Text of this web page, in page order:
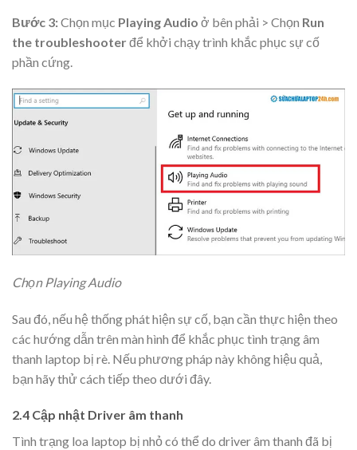
Bước 3:Chọn mục Playing Audio ở bên phải > Chọn Run
the troubleshooterđể khởi chạy trình khắc phục sự cố
phần cứng.
Chọn Playing Audio
Sau đó, nếu hệ thống phát hiện sự cố, bạn cần thực hiện theo
các hướng dẫn trên màn hình để khắc phục tình trạng âm
thanh laptop bị rè. Nếu phương pháp này không hiệu quả,
bạn hãy thử cách tiếp theo dưới đây.
2.4 Cập nhật Driver âm thanh
Tình trạng loa laptop bị nhỏ có thể do driver âm thanh đã bị